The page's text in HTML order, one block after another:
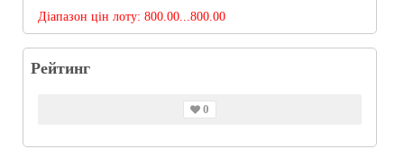
Діапазон цін лоту: 800.00...800.00
Рейтинг
0